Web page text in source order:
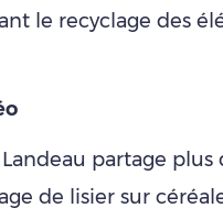
le recyclage des
partage
de lisier sur